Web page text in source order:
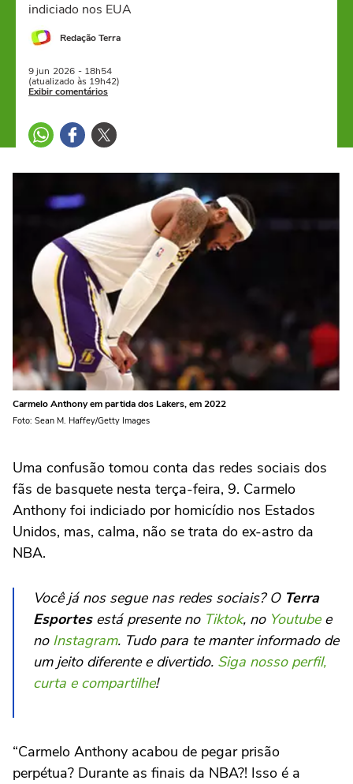
indiciado nos EUA
Redação Terra
9 jun 2026 - 18h54
(atualizado às 19h42)
Exibir comentários
Carmelo Anthony em partida dos Lakers, em 2022
Foto: Sean M. Haffey/Getty Images
Uma confusão tomou conta das redes sociais dos
fãs de basquete nesta terça-feira, 9. Carmelo
Anthony foi indiciado por homicídio nos Estados
Unidos, mas, calma, não se trata do ex-astro da
NBA.
Você já nos segue nas redes sociais? O Terra
Esportesestá presente no Tiktok, no Youtubee
no Instagram. Tudo para te manter informado de
um jeito diferente e divertido. Siga nosso perfil,
curta e compartilhe!
“Carmelo Anthony acabou de pegar prisão
perpétua? Durante as finais da NBA?! Isso é a